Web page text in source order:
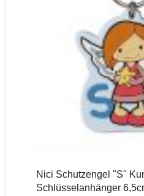
Nici Schutzengel "S"
Schlüsselanhänger